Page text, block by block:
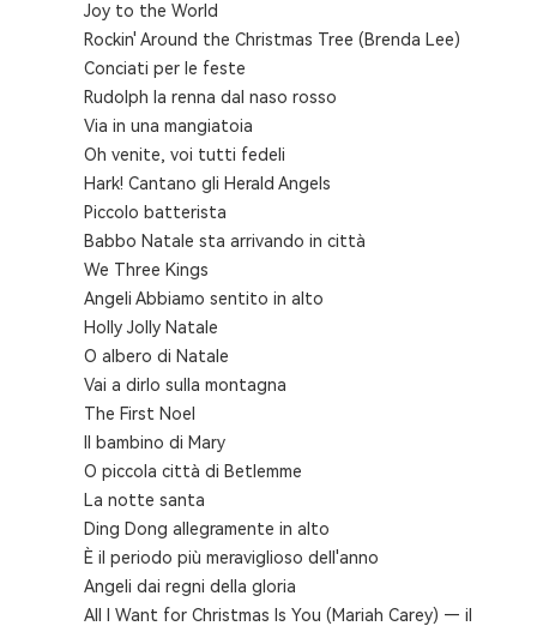
Joy to the World
Rockin' Around the Christmas Tree (Brenda Lee)
Conciati per le feste
Rudolph la renna dal naso rosso
Via in una mangiatoia
Oh venite, voi tutti fedeli
Hark! Cantano gli Herald Angels
Piccolo batterista
Babbo Natale sta arrivando in città
We Three Kings
Angeli Abbiamo sentito in alto
Holly Jolly Natale
O albero di Natale
Vai a dirlo sulla montagna
The First Noel
Il bambino di Mary
O piccola città di Betlemme
La notte santa
Ding Dong allegramente in alto
È il periodo più meraviglioso dell'anno
Angeli dai regni della gloria
All I Want for Christmas Is You (Mariah Carey) — il